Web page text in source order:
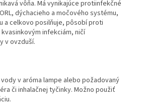
vôňa. Má vynikajúce protiinfekčné
dýchacieho a močového systému,
a celkovo posilňuje, pôsobí proti
infekciám, ničí
v ovzduší.
v aróma lampe alebo požadovaný
či inhalačnej tyčinky. Možno použiť